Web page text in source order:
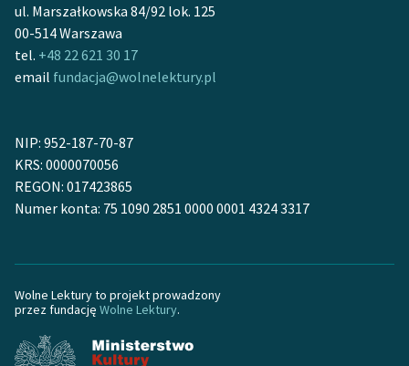
Zasady wykorzystania
Wolnych Lektur
Materiały promocyjne
Polityka prywatności
Regulamin biblioteki
sprawozdania finansowe
Regulamin darowizn
Informacja o treściach
wrażliwych
ul. Marszałkowska 84/92 lok. 125
00-514 Warszawa
tel. +48 22 621 30 17
email fundacja@wolnelektury.pl
NIP: 952-187-70-87
KRS: 0000070056
REGON: 017423865
Numer konta: 75 1090 2851 0000 0001 4324 3317
Wolne Lektury to projekt prowadzony
przez fundację Wolne Lektury.